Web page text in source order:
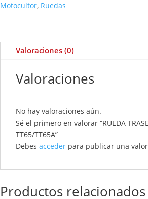
Motocultor, Ruedas
Valoraciones (0)
Valoraciones
No hay valoraciones aún.
Sé el primero en valorar “RUEDA
TT65/TT65A”
Debes acceder para publicar una
Productos relacionados